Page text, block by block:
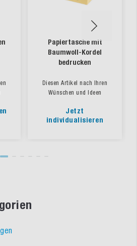
Papiertasche mit
Baumwoll-Kordel
bedrucken
Diesen Artikel nach Ihren
Wünschen und Ideen
Jetzt
individualisieren